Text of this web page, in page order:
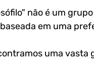
não é um
em uma
uma vasta